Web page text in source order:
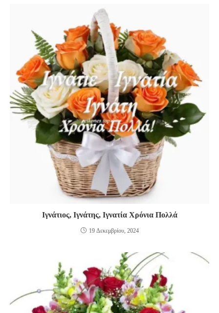
Ιγνάτιος, Ιγνάτης, Ιγνατία Χρόνια Πολλά
19 Δεκεμβρίου, 2024